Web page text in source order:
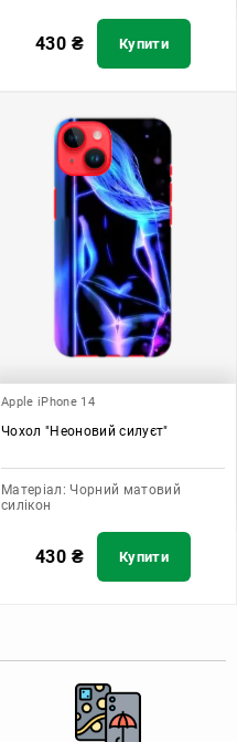
430 ₴ Купити
Apple iPhone 14
Чохол "Неоновий силуєт"
Матеріал: Чорний матовий
силікон
430 ₴ Купити